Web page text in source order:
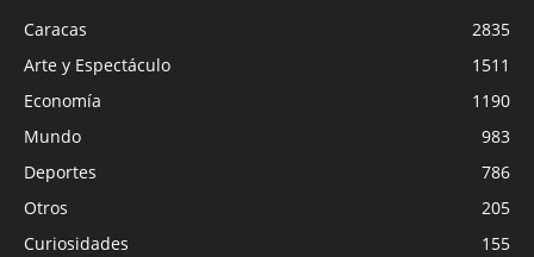
Caracas
2835
Arte y Espectáculo
1511
Economía
1190
Mundo
983
Deportes
786
Otros
205
Curiosidades
155